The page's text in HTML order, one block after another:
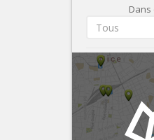
Dans
Tous